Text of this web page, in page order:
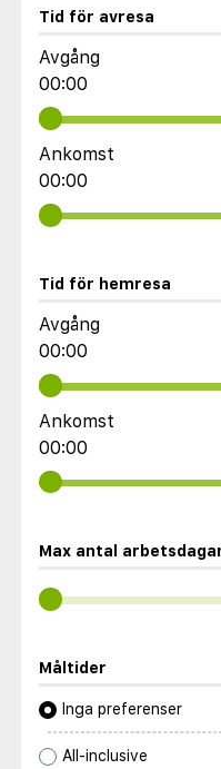
Tid för avresa
Avgång
00:00
Ankomst
00:00
Tid för hemresa
Avgång
00:00
Ankomst
00:00
Max antal
Måltider
Inga preferenser
All-inclusive